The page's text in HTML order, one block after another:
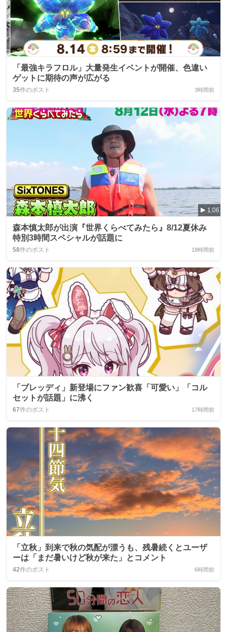
「最強キラフロル」大量発生イベントが開催、色違い
ゲットに期待の声が広がる
35件のポスト 3時間前
1:06
森本慎太郎が出演『世界くらべてみたら』8/12夏休み
特別3時間スペシャルが話題に
58件のポスト 18時間前
「ブレッディ」新登場にファン歓喜「可愛い」「コル
セットが話題」に沸く
67件のポスト 17時間前
「立秋」到来で秋の気配が漂うも、残暑続くとユーザ
ーは「まだ暑いけど秋が来た」とコメント
42件のポスト 6時間前